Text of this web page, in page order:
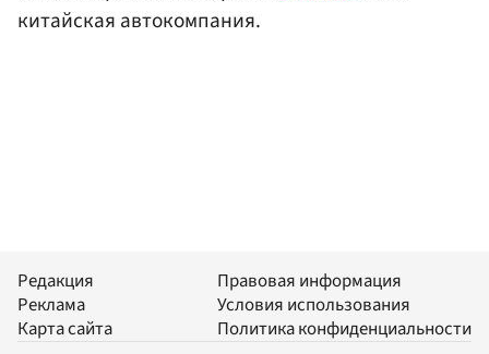
китайская автокомпания.
Редакция
Реклама
Карта сайта
Правовая информация
Условия использования
Политика конфиденциальности